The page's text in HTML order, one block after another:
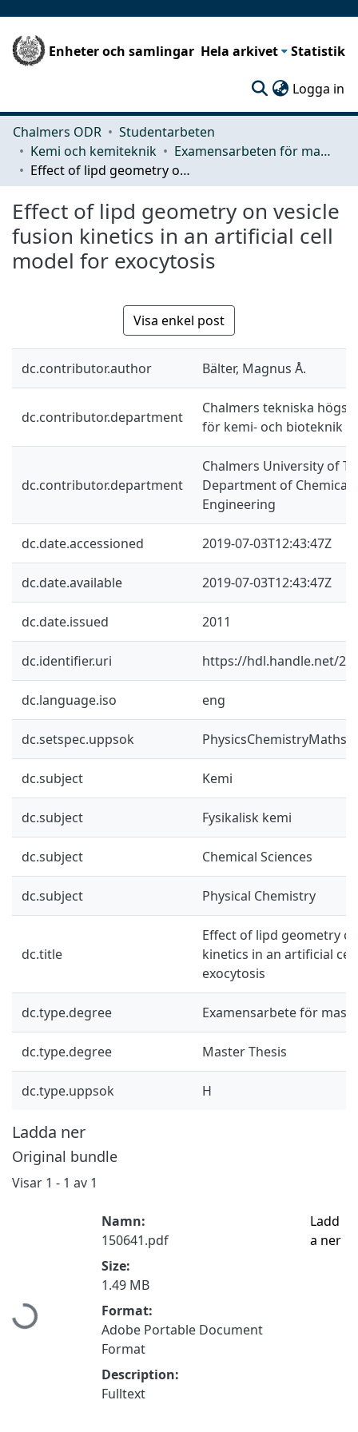
Enheter och samlingar Hela arkivet Statistik
Logga in
Chalmers ODR
Studentarbeten
Kemi och kemiteknik
Examensarbeten för masterexamen
Effect of lipd geometry on vesicle fusion kinetics in an artificial cell model for exocytosis
Effect of lipd geometry on vesicle
fusion kinetics in an artificial cell
model for exocytosis
Visa enkel post
dc.contributor.author Bälter, Magnus Å.
dc.contributor.department
Chalmers tekniska
för kemi- och bioteknik
dc.contributor.department
Chalmers University of
Department of Chemical
Engineering
dc.date.accessioned 2019-07-03T12:43:47Z
dc.date.available 2019-07-03T12:43:47Z
dc.date.issued 2011
dc.identifier.uri https://hdl.handle.net/
dc.language.iso eng
dc.setspec.uppsok PhysicsChemistryMaths
dc.subject Kemi
dc.subject Fysikalisk kemi
dc.subject Chemical Sciences
dc.subject Physical Chemistry
dc.title
Effect of lipd geometry
kinetics in an artificial
exocytosis
dc.type.degree Examensarbete för
dc.type.degree Master Thesis
dc.type.uppsok H
Ladda ner
Original bundle
Visar 1 - 1 av 1
Hämtar...
Namn:
150641.pdf
Size:
1.49 MB
Format:
Adobe Portable Document
Format
Description:
Fulltext
Ladd
a ner